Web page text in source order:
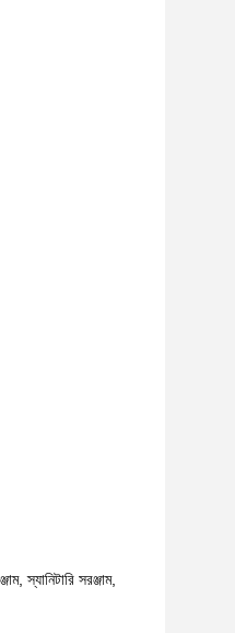
স্যানিটারি সরঞ্জাম,